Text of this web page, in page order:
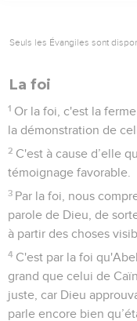
Seuls les Évangiles sont
La foi
1 Or la foi, c'est la
la démonstration de
2 C'est à cause d’elle
témoignage favorable.
3 Par la foi, nous
parole de Dieu, de
à partir des choses
4 C'est par la foi
grand que celui de
juste, car Dieu
parle encore bien